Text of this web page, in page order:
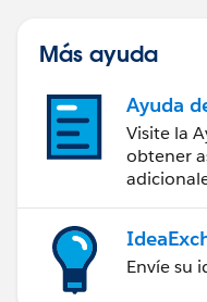
Más ayuda
Ayuda
Visite la
obtener
Envíe su